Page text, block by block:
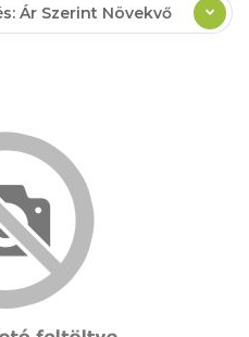
Ár Szerint Növekvő